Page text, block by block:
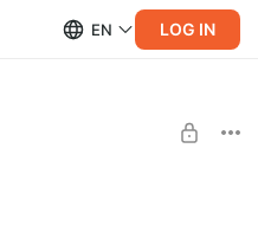
EN LOG IN